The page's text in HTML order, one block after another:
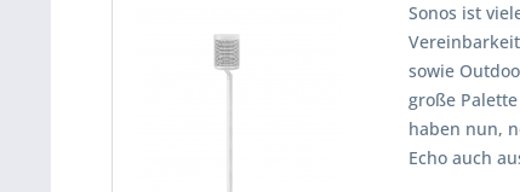
Sonos ist
sowie
große
haben nun,
Echo auch